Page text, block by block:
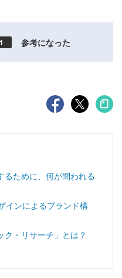
1 参考になった
るために、何が問われる
インによるブランド構
ク・リサーチ」とは？